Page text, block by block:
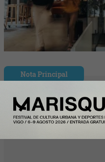
Nota Principal
Las familias
media a la «Vuelta
(un 9% más que el